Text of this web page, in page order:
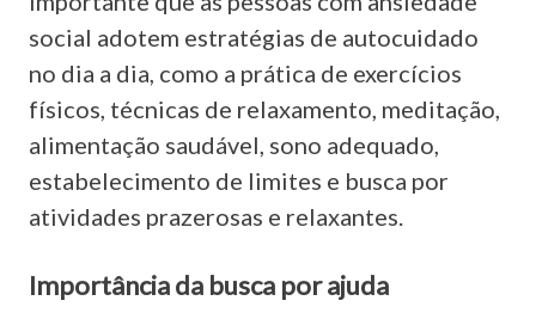
social adotem estratégias de autocuidado
no dia a dia, como a prática de exercícios
físicos, técnicas de relaxamento, meditação,
alimentação saudável, sono adequado,
estabelecimento de limites e busca por
atividades prazerosas e relaxantes.
Importância da busca por ajuda